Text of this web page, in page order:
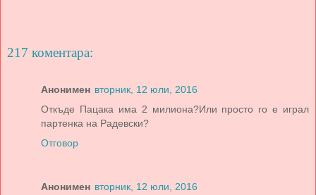
217 коментара:
Анонимен вторник, 12 юли, 2016
Откъде Пацака има 2 милиона?Или просто го е играл
партенка на Радевски?
Отговор
Анонимен вторник, 12 юли, 2016